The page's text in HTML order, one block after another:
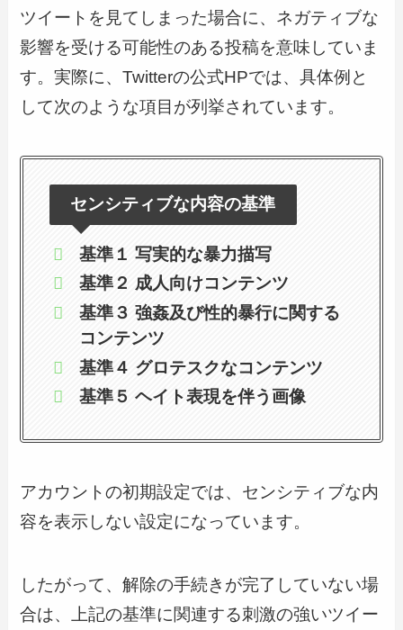
ツイートを見てしまった場合に、ネガティブな
影響を受ける可能性のある投稿を意味していま
す。実際に、Twitterの公式HPでは、具体例と
して次のような項目が列挙されています。
センシティブな内容の基準
基準１ 写実的な暴力描写
基準２ 成人向けコンテンツ
基準３ 強姦及び性的暴行に関する
コンテンツ
基準４ グロテスクなコンテンツ
基準５ ヘイト表現を伴う画像
アカウントの初期設定では、センシティブな内
容を表示しない設定になっています。
したがって、解除の手続きが完了していない場
合は、上記の基準に関連する刺激の強いツイー